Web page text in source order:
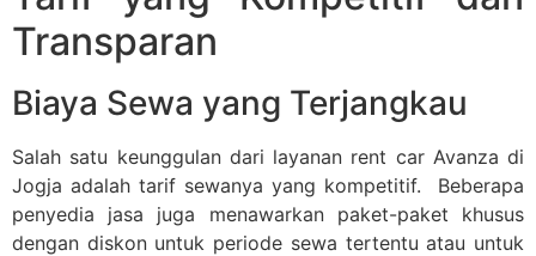
Transparan
Biaya Sewa yang Terjangkau
Salah satu keunggulan dari layanan rent car Avanza di
Jogja adalah tarif sewanya yang kompetitif. Beberapa
penyedia jasa juga menawarkan paket-paket khusus
dengan diskon untuk periode sewa tertentu atau untuk